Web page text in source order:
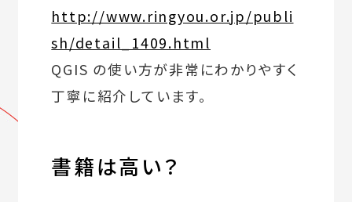
http://www.ringyou.or.jp/publi
sh/detail_1409.html
QGIS の使い方が非常にわかりやすく
丁寧に紹介しています。
書籍は高い？